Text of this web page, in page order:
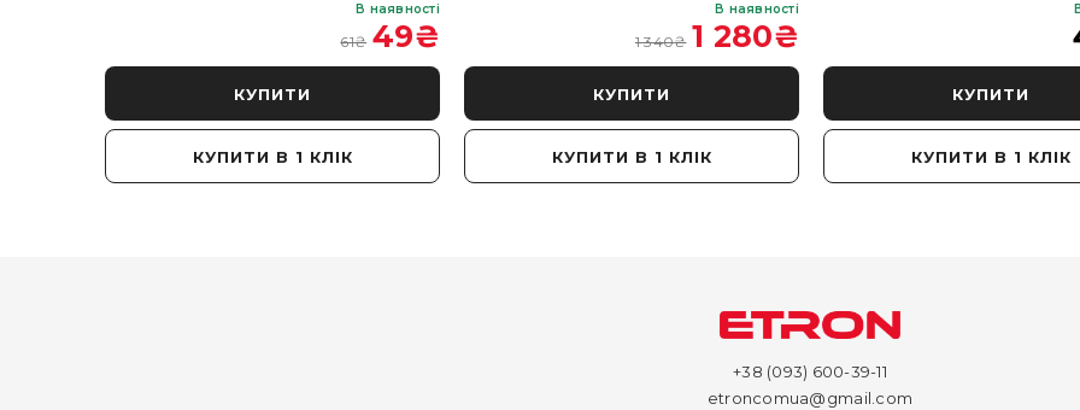
В наявності
61₴ 49₴
КУПИТИ
КУПИТИ В 1 КЛІК
В наявності
1 340₴ 1 280₴
КУПИТИ
КУПИТИ В 1 КЛІК
КУПИТИ
КУПИТИ В 1 КЛІК
+38 (093) 600-39-11
etroncomua@gmail.com